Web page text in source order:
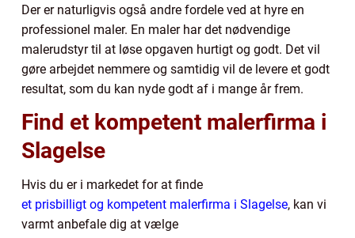
Der er naturligvis også andre fordele ved at hyre en
professionel maler. En maler har det nødvendige
malerudstyr til at løse opgaven hurtigt og godt. Det vil
gøre arbejdet nemmere og samtidig vil de levere et godt
resultat, som du kan nyde godt af i mange år frem.
Find et kompetent malerfirma i
Slagelse
Hvis du er i markedet for at finde
et prisbilligt og kompetent malerfirma i Slagelse, kan vi
varmt anbefale dig at vælge